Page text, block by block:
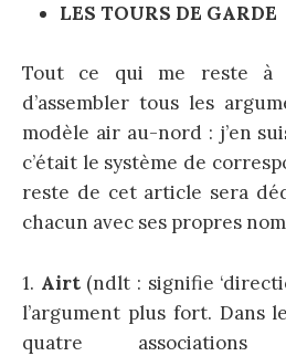
LES TOURS DE GARDE
Tout ce qui me reste à
d’assembler tous les
modèle air au-nord : j’en
c’était le système de
reste de cet article sera
chacun avec ses propres
1. Airt(ndlt : signifie
l’argument plus fort. Dans
quatre associations